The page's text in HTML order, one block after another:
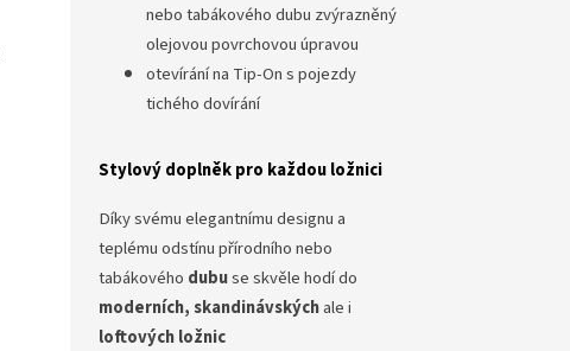
nebo tabákového dubu zvýrazněný
olejovou povrchovou úpravou
otevírání na Tip-On s pojezdy
tichého dovírání
Stylový doplněk pro každou ložnici
Díky svému elegantnímu designu a
teplému odstínu přírodního nebo
tabákového dubuse skvěle hodí do
moderních, skandinávskýchale i
loftových ložnic